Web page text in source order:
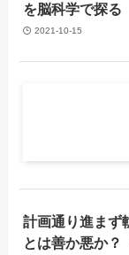
を脳科学で探る
2021-10-15
計画通り進まず
とは善か悪か？